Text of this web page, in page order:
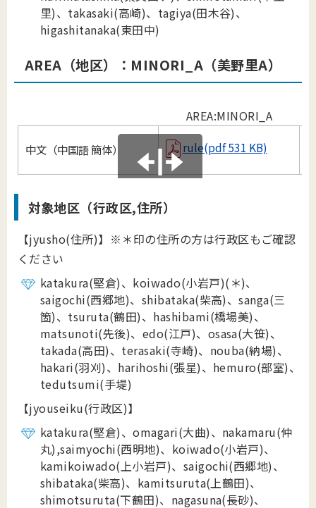
里)、takasaki(高崎)、tagiya(田木谷)、
higashitanaka(東田中)
AREA（地区）：MINORI A（美野里A）
AREA:MINORI_A
中文（中国語 簡体） rule(pdf 531 KB)
対象地区（行政区,住所）
【jyusho(住所)】※＊印の住所の方は行政区もご確認
ください
katakura(堅倉)、koiwado(小岩戸)( ＊)、
saigochi(西郷地)、shibataka(柴高)、sanga(三
箇)、tsuruta(鶴田)、hashibami(橋場美)、
matsunoti(先後)、edo(江戸)、osasa(大笹)、
takada(高田)、terasaki(寺崎)、nouba(納場)、
hakari(羽刈)、harihoshi(張星)、hemuro(部室)、
tedutsumi(手堤)
【jyouseiku(行政区)】
katakura(堅倉)、omagari(大曲)、nakamaru(仲
丸),saimyochi(西明地)、koiwado(小岩戸)、
kamikoiwado(上小岩戸)、saigochi(西郷地)、
shibataka(柴高)、kamitsuruta(上鶴田)、
shimotsuruta(下鶴田)、nagasuna(長砂)、